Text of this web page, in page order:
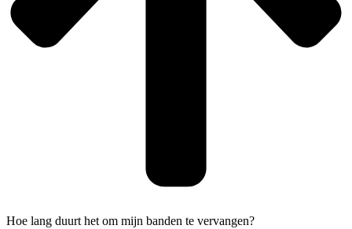
Hoe lang duurt het om mijn banden te vervangen?